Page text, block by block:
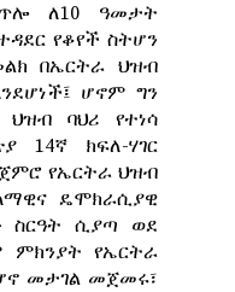
ለ10 ዓመታት
የቆየች ስትሆን
በኤርትራ ህዝብ
ሆኖም ግን
ባህሪ የተነሳ
14ኛ ክፍለ-ሃገር
የኤርትራ ህዝብ
ዴሞክራሲያዊ
ስርዓት ሲያጣ ወደ
ምክንያት የኤርትራ
መታገል መጀመሩ፣